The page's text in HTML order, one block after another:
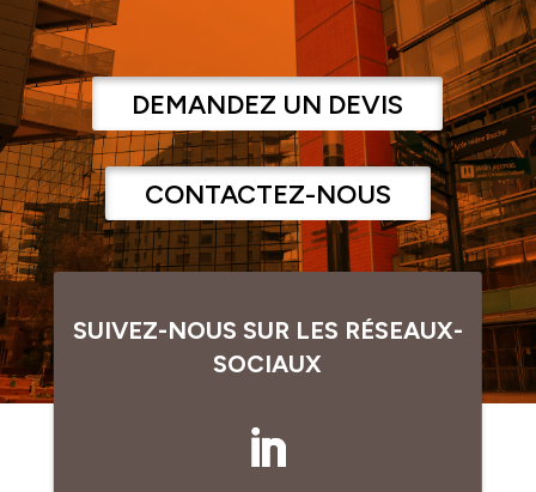
DEMANDEZ UN DEVIS
CONTACTEZ-NOUS
SUIVEZ-NOUS SUR LES RÉSEAUX-
SOCIAUX